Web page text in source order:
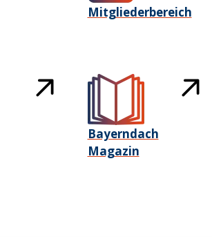
Mitgliederbereich
Bayerndach
Magazin